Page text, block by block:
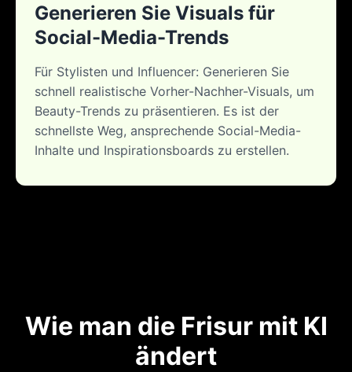
Generieren Sie Visuals für
Social-Media-Trends
Für Stylisten und Influencer: Generieren Sie
schnell realistische Vorher-Nachher-Visuals, um
Beauty-Trends zu präsentieren. Es ist der
schnellste Weg, ansprechende Social-Media-
Inhalte und Inspirationsboards zu erstellen.
Wie man die Frisur mit KI
ändert